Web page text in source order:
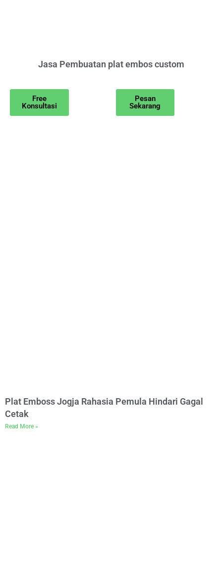
Jasa Pembuatan plat embos custom
Free
Konsultasi
Pesan
Sekarang
Plat Emboss Jogja Rahasia Pemula Hindari Gagal
Cetak
Read More »